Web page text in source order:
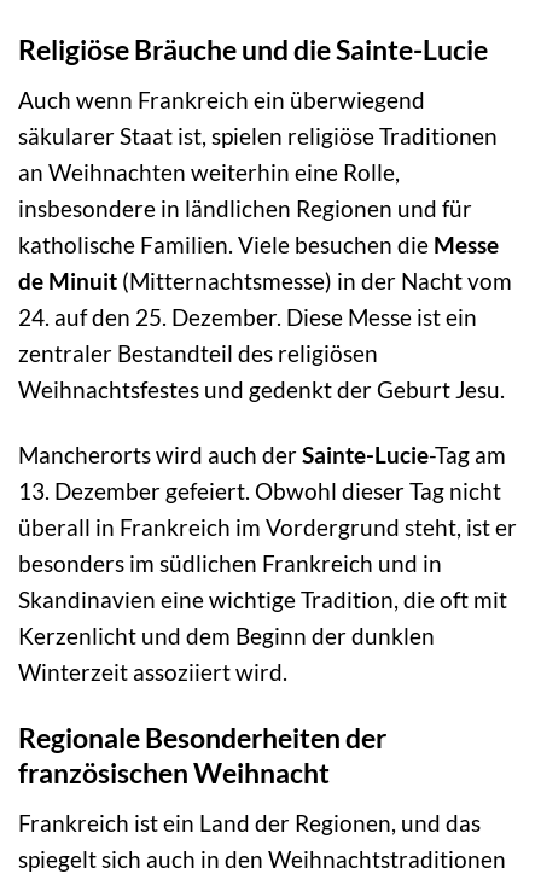
Religiöse Bräuche und die Sainte-Lucie
Auch wenn Frankreich ein überwiegend
säkularer Staat ist, spielen religiöse Traditionen
an Weihnachten weiterhin eine Rolle,
insbesondere in ländlichen Regionen und für
katholische Familien. Viele besuchen die Messe
de Minuit (Mitternachtsmesse) in der Nacht vom
24. auf den 25. Dezember. Diese Messe ist ein
zentraler Bestandteil des religiösen
Weihnachtsfestes und gedenkt der Geburt Jesu.
Mancherorts wird auch derSainte-Lucie-Tag am
13. Dezember gefeiert. Obwohl dieser Tag nicht
überall in Frankreich im Vordergrund steht, ist er
besonders im südlichen Frankreich und in
Skandinavien eine wichtige Tradition, die oft mit
Kerzenlicht und dem Beginn der dunklen
Winterzeit assoziiert wird.
Regionale Besonderheiten der
französischen Weihnacht
Frankreich ist ein Land der Regionen, und das
spiegelt sich auch in den Weihnachtstraditionen